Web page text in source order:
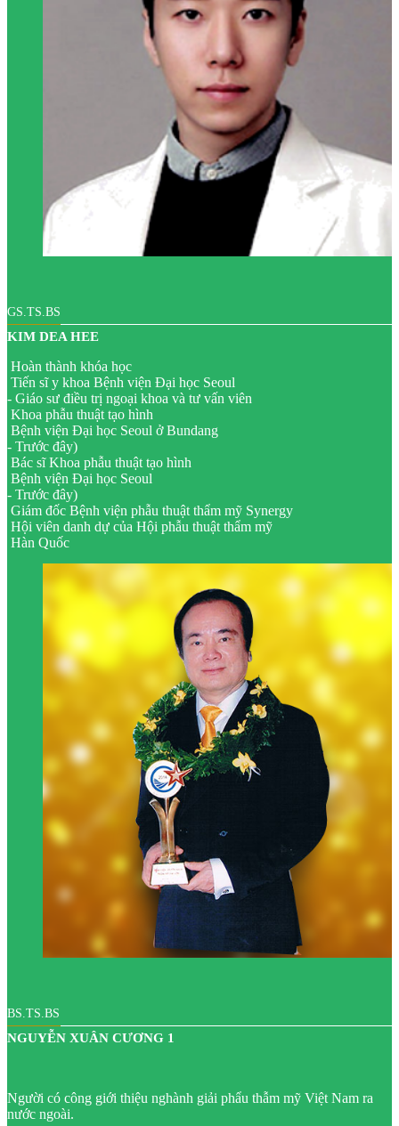
GS.TS.BS
KIM DEA HEE
Hoàn thành khóa học
Tiến sĩ y khoa Bệnh viện Đại học Seoul
- Giáo sư điều trị ngoại khoa và tư vấn viên
Khoa phẫu thuật tạo hình
Bệnh viện Đại học Seoul ở Bundang
- Trước đây)
Bác sĩ Khoa phẫu thuật tạo hình
Bệnh viện Đại học Seoul
- Trước đây)
Giám đốc Bệnh viện phẫu thuật thẩm mỹ Synergy
Hội viên danh dự của Hội phẫu thuật thẩm mỹ
Hàn Quốc
về mắt, mũi, chất béo Hàn Quốc.
- Hội viên Hội phẫu thuật thẩm mỹ ngực Hàn Quốc
- Hội viên Hội phẫu thuật thẩm mỹ Quốc tế IPRAS
BS.TS.BS
NGUYỄN XUÂN CƯƠNG 1
Người có công giới thiệu nghành giải phẩu thẫm mỹ Việt Nam ra
nước ngoài.